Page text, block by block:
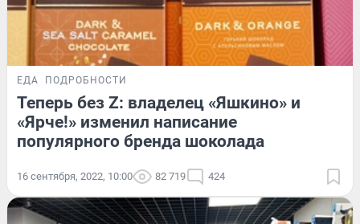
ЕДА ПОДРОБНОСТИ
Теперь без Z: владелец «Яшкино» и
«Ярче!» изменил написание
популярного бренда шоколада
16 сентября, 2022, 10:00 82 719 424